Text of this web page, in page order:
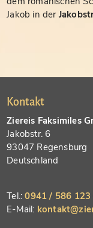
Jakob in der
Kontakt
Ziereis Faksimiles
Jakobstr. 6
93047 Regensburg
Deutschland
Tel.:0941 / 586 123
E-Mail: